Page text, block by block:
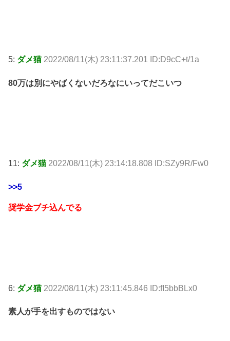
5: ダメ猫 2022/08/11(木) 23:11:37.201 ID:D9cC+t/1a
80万は別にやばくないだろなにいってだこいつ
11: ダメ猫 2022/08/11(木) 23:14:18.808 ID:SZy9R/Fw0
>>5
奨学金ブチ込んでる
6: ダメ猫 2022/08/11(木) 23:11:45.846 ID:fI5bbBLx0
素人が手を出すものではない